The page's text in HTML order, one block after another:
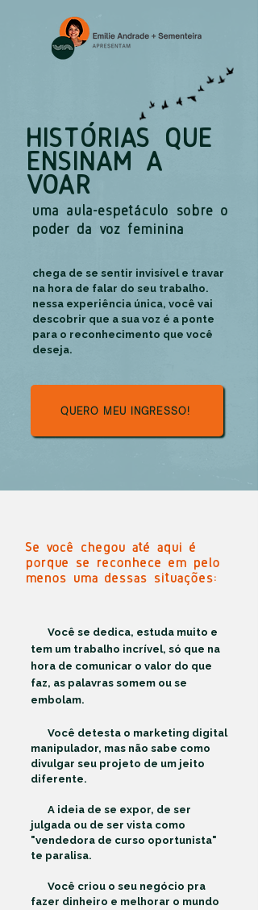
HISTÓRIAS QUE
ENSINAM A
VOAR
uma aula-espetáculo sobre o
poder da voz feminina
chega de se sentir invisível e travar
na hora de falar do seu trabalho.
nessa experiência única, você vai
descobrir que a sua voz é a ponte
para o reconhecimento que você
deseja.
QUERO MEU INGRESSO!
Se você chegou até aqui é
porque se reconhece em pelo
menos uma dessas situações:
Você se dedica, estuda muito e
tem um trabalho incrível, só que na
hora de comunicar o valor do que
faz, as palavras somem ou se
embolam.
Você detesta o marketing digital
manipulador, mas não sabe como
divulgar seu projeto de um jeito
diferente.
A ideia de se expor, de ser
julgada ou de ser vista como
"vendedora de curso oportunista"
te paralisa.
Você criou o seu negócio pra
fazer dinheiro e melhorar o mundo